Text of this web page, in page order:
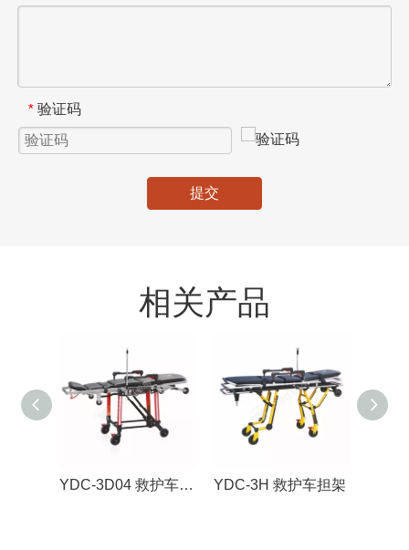
* 验证码
提交
相关产品
YDC-3D04 救护车担架 YDC-3H 救护车担架